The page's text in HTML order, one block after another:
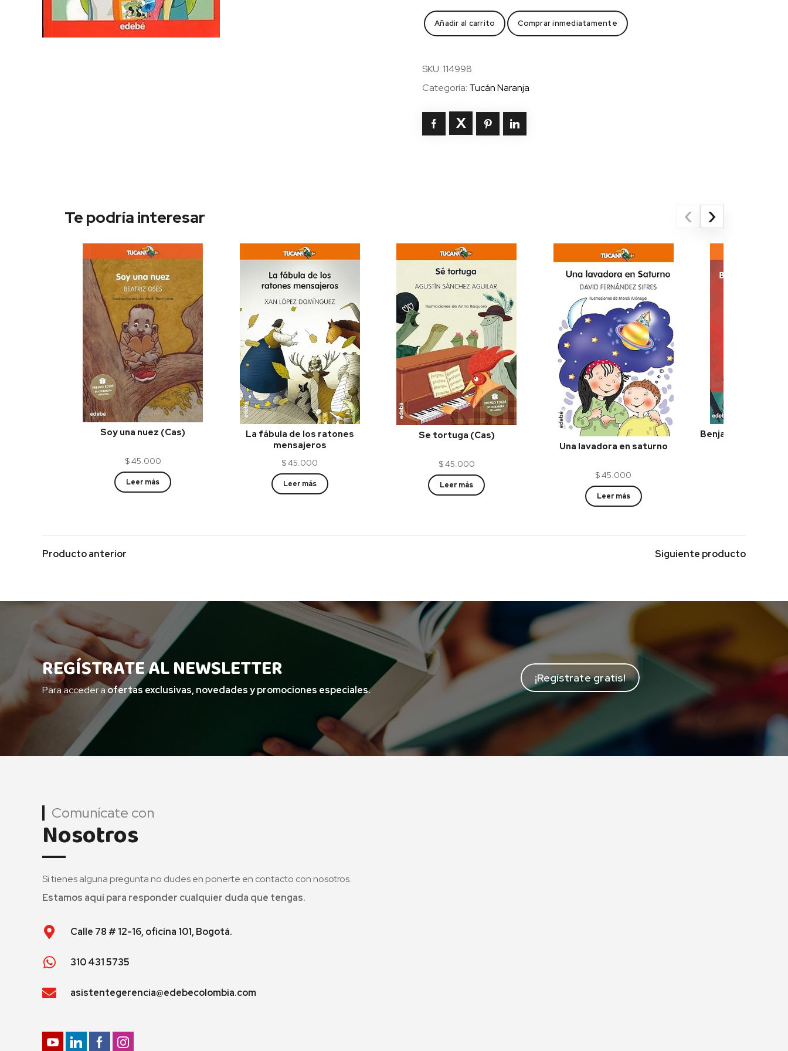
El
primer
que
conseguí
cantidad
Añadir al carrito Comprar inmediatamente
SKU:114998
Categoría: Tucán Naranja
Te podría interesar ‹ ›
Soy una nuez (Cas)
$45.000
Leer más
La fábula de los ratones
mensajeros
$45.000
Leer más
Se tortuga (Cas)
$45.000
Leer más
Una lavadora en saturno
$45.000
Leer más
Benjamin Wilson y
Producto anterior Siguiente producto
REGÍSTRATE AL NEWSLETTER
Para acceder a ofertas exclusivas, novedades y promociones especiales.
¡Regístrate gratis!
Comunícate con
Nosotros
Si tienes alguna pregunta no dudes en ponerte en contacto con nosotros.
Estamos aquí para responder cualquier duda que tengas.
Calle 78 # 12-16, oficina 101, Bogotá.
310 431 5735
asistentegerencia@edebecolombia.com